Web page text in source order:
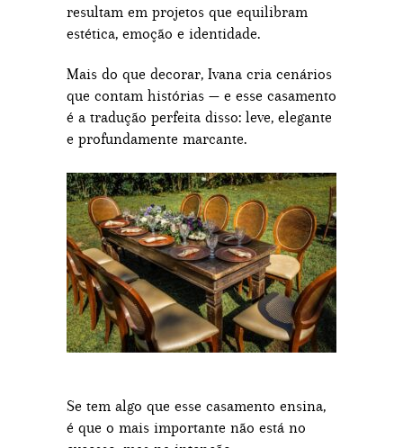
resultam em projetos que equilibram
estética, emoção e identidade.
Mais do que decorar, Ivana cria cenários
que contam histórias — e esse casamento
é a tradução perfeita disso: leve, elegante
e profundamente marcante.
Se tem algo que esse casamento ensina,
é que o mais importante não está no